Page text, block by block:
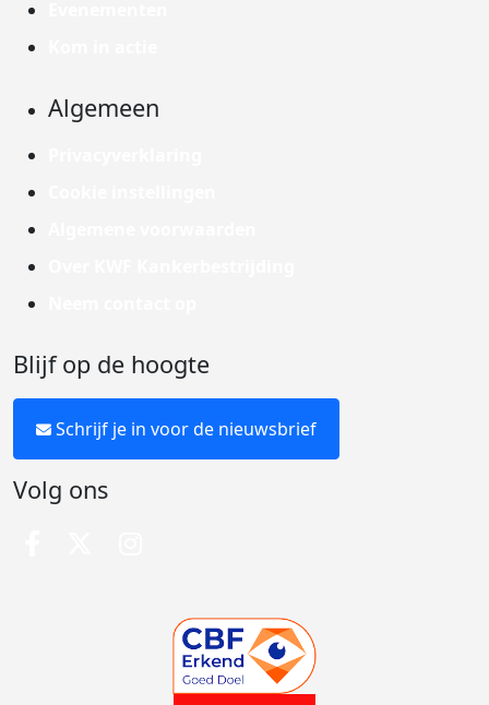
Algemeen
Blijf op de hoogte
Schrijf je in voor de nieuwsbrief
Volg ons